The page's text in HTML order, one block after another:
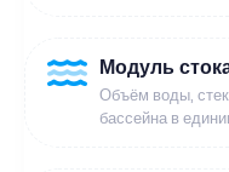
Модуль
Объём воды,
бассейна в